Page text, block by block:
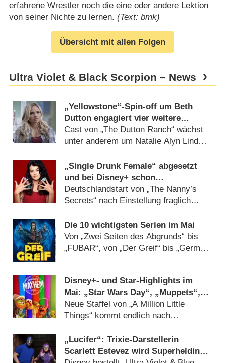
erfahrene Wrestler noch die eine oder andere Lektion
von seiner Nichte zu lernen. (Text: bmk)
Übersicht mit allen Folgen
Ultra Violet & Black Scorpion – News
„Yellowstone“-Spin-off um Beth
Dutton engagiert vier weitere
Hauptdarsteller
Cast von „The Dutton Ranch“ wächst
unter anderem um Natalie Alyn Lind
„Single Drunk Female“ abgesetzt
und bei Disney+ schon
rausgeworfen
Deutschlandstart von „The Nanny’s
Secrets“ nach Einstellung fraglich
Die 10 wichtigsten Serien im Mai
Von „Zwei Seiten des Abgrunds“ bis
„FUBAR“, von „Der Greif“ bis „German
Disney+- und Star-Highlights im
Mai: „Star Wars Day“, „Muppets“,
„Will Trent“ und „Tatortreiniger“
Neue Staffel von „A Million Little
Things“ kommt endlich nach
„Lucifer“: Trixie-Darstellerin
Scarlett Estevez wird Superheldin